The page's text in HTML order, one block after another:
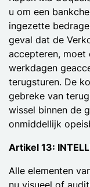
u om een
ingezette
geval dat de
accepteren, moet
werkdagen
terugsturen. De
gebreke van
wissel binnen de
onmiddellijk
Artikel 13:
Alle elementen
nu visueel of